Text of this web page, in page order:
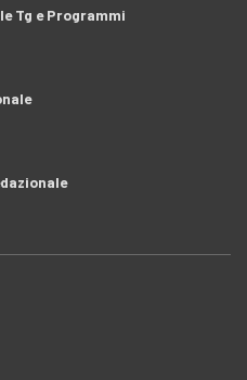
Tg e Programmi